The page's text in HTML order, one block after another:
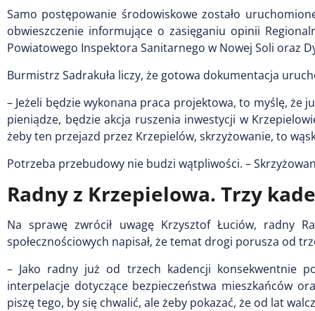
Samo postępowanie środowiskowe zostało
obwieszczenie informujące o zasięganiu opinii
Powiatowego Inspektora Sanitarnego w Nowej Soli oraz
Burmistrz Sadrakuła liczy, że gotowa dokumentacja
– Jeżeli będzie wykonana praca projektowa, to myślę, że
pieniądze, będzie akcja ruszenia inwestycji w
żeby ten przejazd przez Krzepielów, skrzyżowanie, to
Potrzeba przebudowy nie budzi wątpliwości. –
Radny z Krzepielowa. Trzy
Na sprawę zwrócił uwagę Krzysztof Łuciów, radny
społecznościowych napisał, że temat drogi porusza od
– Jako radny już od trzech kadencji konsekwentnie
interpelacje dotyczące bezpieczeństwa mieszkańców
piszę tego, by się chwalić, ale żeby pokazać, że od lat